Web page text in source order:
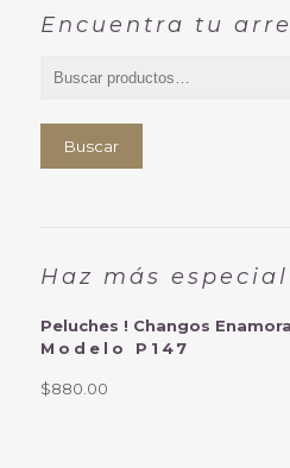
Encuentra tu
Buscar
Haz más
Peluches ! Changos
Modelo P147
$880.00